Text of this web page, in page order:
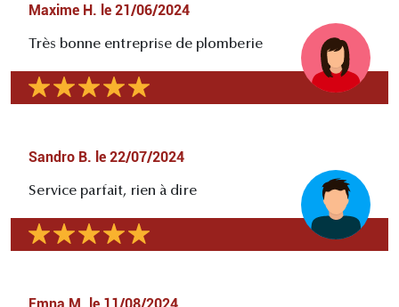
Maxime H. le 21/06/2024
Très bonne entreprise de plomberie
Sandro B. le 22/07/2024
Service parfait, rien à dire
Emna M. le 11/08/2024